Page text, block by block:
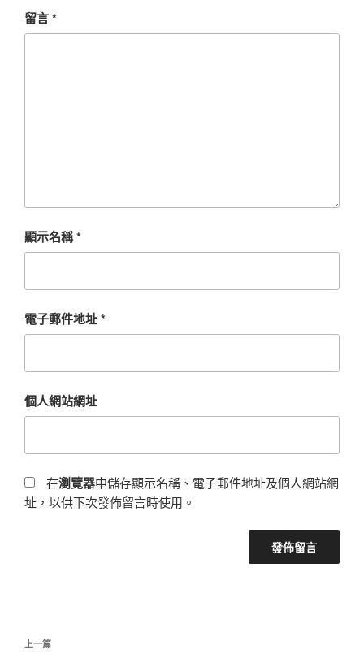
留言*
顯示名稱*
電子郵件地址*
個人網站網址
在瀏覽器中儲存顯示名稱、電子郵件地址及個人網站網
址，以供下次發佈留言時使用。
文
上
上一篇